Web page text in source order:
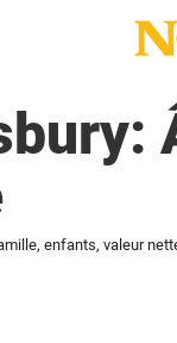
enfants, valeur